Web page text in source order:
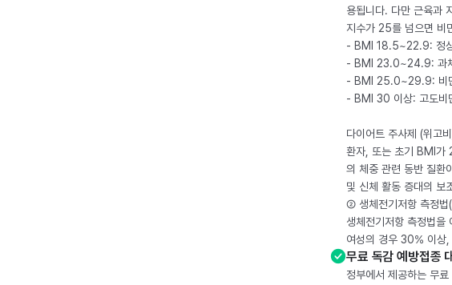
용됩니다. 다만 근육과
지수가 25를 넘으면 비
- BMI 18.5~22.9: 정
- BMI 23.0~24.9: 과
- BMI 25.0~29.9: 비
- BMI 30 이상: 고도비
다이어트 주사제 (위고
환자, 또는 초기 BMI가
의 체중 관련 동반 질환
및 신체 활동 증대의 보
② 생체전기저항 측정
생체전기저항 측정법을
여성의 경우 30% 이상
무료 독감 예방접종
정부에서 제공하는 무